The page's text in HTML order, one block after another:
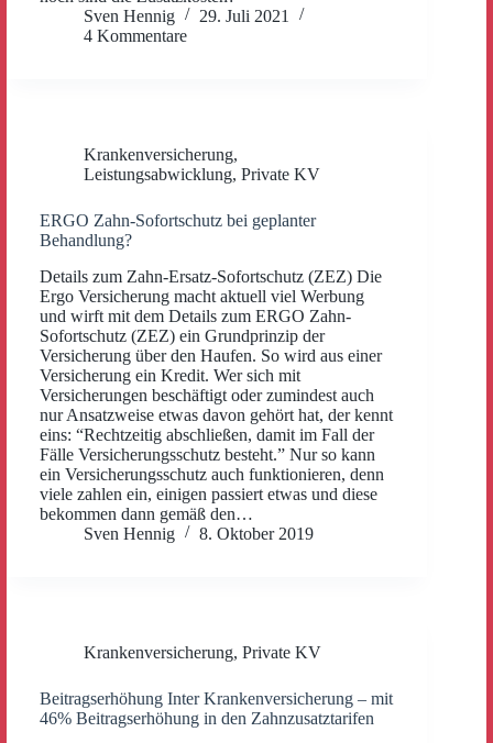
Sven Hennig
29. Juli 2021
4 Kommentare
Krankenversicherung,
Leistungsabwicklung, Private KV
ERGO Zahn-Sofortschutz bei geplanter
Behandlung?
Details zum Zahn-Ersatz-Sofortschutz (ZEZ) Die
Ergo Versicherung macht aktuell viel Werbung
und wirft mit dem Details zum ERGO Zahn-
Sofortschutz (ZEZ) ein Grundprinzip der
Versicherung über den Haufen. So wird aus einer
Versicherung ein Kredit. Wer sich mit
Versicherungen beschäftigt oder zumindest auch
nur Ansatzweise etwas davon gehört hat, der kennt
eins: “Rechtzeitig abschließen, damit im Fall der
Fälle Versicherungsschutz besteht.” Nur so kann
ein Versicherungsschutz auch funktionieren, denn
viele zahlen ein, einigen passiert etwas und diese
bekommen dann gemäß den…
Sven Hennig
8. Oktober 2019
Krankenversicherung, Private KV
Beitragserhöhung Inter Krankenversicherung – mit
46% Beitragserhöhung in den Zahnzusatztarifen